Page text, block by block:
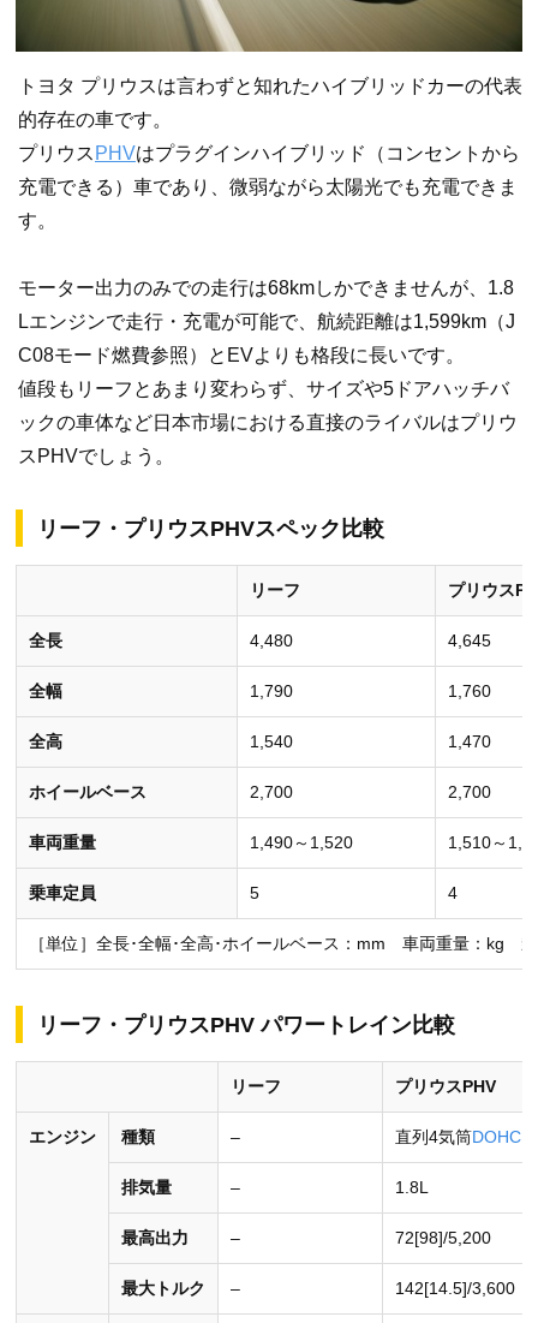
トヨタ プリウスは言わずと知れたハイブリッドカーの代表
的存在の車です。
プリウス PHVはプラグインハイブリッド（コンセントから
充電できる）車であり、微弱ながら太陽光でも充電できま
す。
モーター出力のみでの走行は68kmしかできませんが、1.8
Lエンジンで走行・充電が可能で、航続距離は1,599km（J
C08モード燃費参照）とEVよりも格段に長いです。
値段もリーフとあまり変わらず、サイズや5ドアハッチバ
ックの車体など日本市場における直接のライバルはプリウ
スPHVでしょう。
リーフ・プリウスPHVスペック比較
リーフ プリウス
全長 4,480 4,645
全幅 1,790 1,760
全高 1,540 1,470
ホイールベース 2,700 2,700
車両重量 1,490～1,520 1,510～
乗車定員 5 4
［単位］全長･全幅･全高･ホイールベース：mm 車両重量：kg
リーフ・プリウスPHV パワートレイン比較
リーフ プリウスPHV
エンジン 種類 – 直列4気筒DOHC
排気量 – 1.8L
最高出力 – 72[98]/5,200
最大トルク – 142[14.5]/3,600